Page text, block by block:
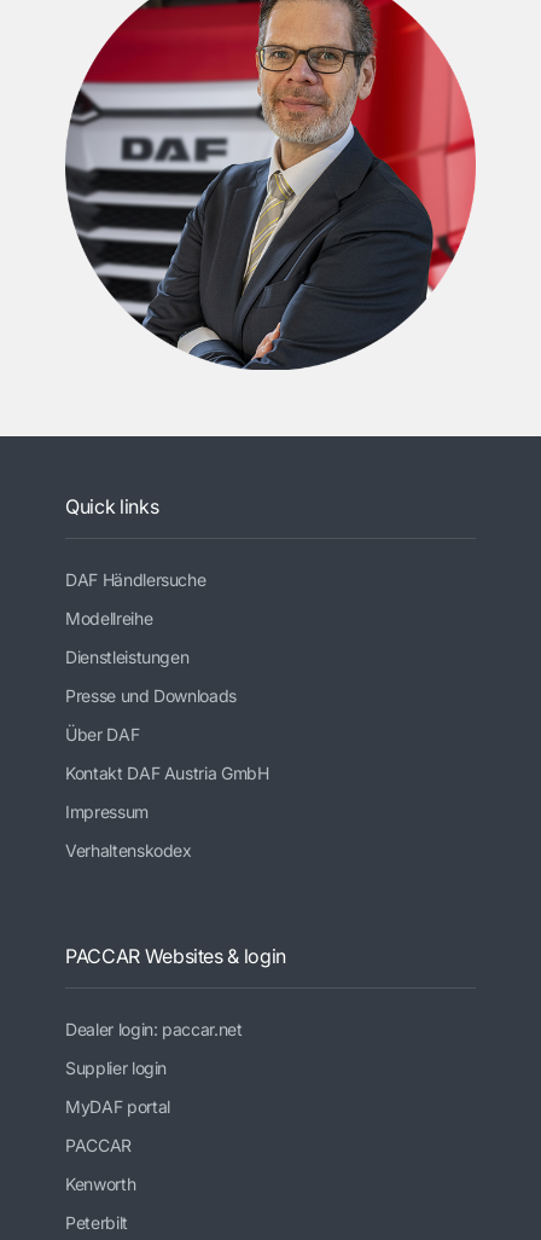
Quick links
DAF Händlersuche
Modellreihe
Dienstleistungen
Presse und Downloads
Über DAF
Kontakt DAF Austria GmbH
Impressum
Verhaltenskodex
PACCAR Websites & login
Dealer login: paccar.net
Supplier login
MyDAF portal
PACCAR
Kenworth
Peterbilt